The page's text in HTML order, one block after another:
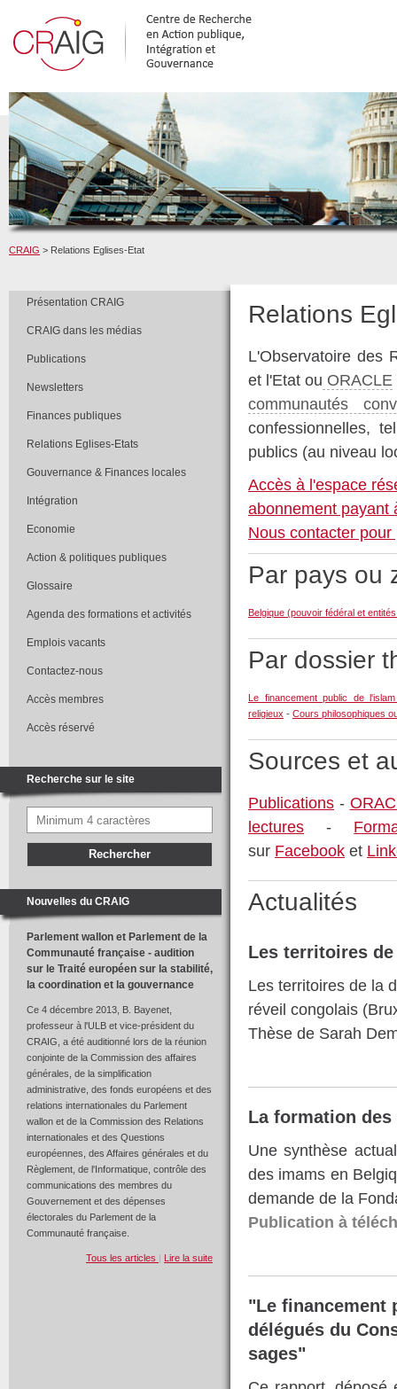
CRAIG > Relations Eglises-Etat
Présentation CRAIG
CRAIG dans les médias
Publications
Newsletters
Finances publiques
Relations Eglises-Etats
Gouvernance & Finances locales
Intégration
Economie
Action & politiques publiques
Glossaire
Agenda des formations et activités
Emplois vacants
Contactez-nous
Accès membres
Accès réservé
Recherche sur le site
Nouvelles du CRAIG
Parlement wallon et Parlement de la
Communauté française - audition
sur le Traité européen sur la stabilité,
la coordination et la gouvernance
Ce 4 décembre 2013, B. Bayenet,
professeur à l'ULB et vice-président du
CRAIG, a été auditionné lors de la réunion
conjointe de la Commission des affaires
générales, de la simplification
administrative, des fonds européens et des
relations internationales du Parlement
wallon et de la Commission des Relations
internationales et des Questions
européennes, des Affaires générales et du
Règlement, de l'Informatique, contrôle des
communications des membres du
Gouvernement et des dépenses
électorales du Parlement de la
Communauté française.
Tous les articles | Lire la suite
Relations
L'Observatoire des
et l'Etat ou ORACLE
communautés
confessionnelles,
publics (au niveau
Accès à l'espace
abonnement payant
Nous contacter
Par pays ou
Belgique (pouvoir fédéral et
Par dossier
Le financement public de
religieux - Cours philosophiques
Sources et
Publications -
lectures -
sur Facebook et
Actualités
Les territoires
Les territoires de la
réveil congolais
Thèse de Sarah
La formation
Une synthèse
des imams en
demande de la
Publication à
"Le financement
délégués du
sages"